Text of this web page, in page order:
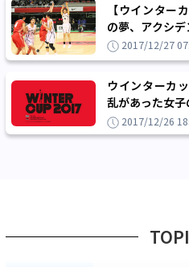
【ウインター
の夢、アクシ
2017/12/27
ウインターカ
乱があった女
2017/12/26